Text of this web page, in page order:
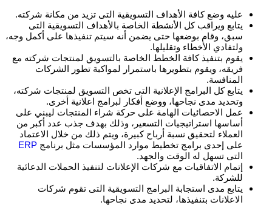
عليه وضع كافة الأهداف التسويقية التى تزيد من مكانة شركته.
يتابع ويراقب كل الأنشطة الخاصة بالأهداف التسويقية التى
سبق، وقام بوضعها حتى يضمن أنه سيتم تنفيذها على أكمل وجه،
ولتفادي الأخطاء وتقليلها.
يقوم بتنفيذ كافة الخطط الخاصة بالتسويق لمنتجات شركته مع
فريقه، ويقوم بتطويرها باستمرار لمواكبة تطور الشركات
المنافسة.
يتابع كل البرامج الإعلانية التى تخص التسويق لمنتجات شركته،
وتحديد مدى نجاحها، ووضع أفكار لبرامج اعلانية أخرى.
عمل الاحصائيات الهامة على حركة شراء المنتجات ليبني على
أساسها استراتيجيات التسعير، وذلك بهدف جذب عدد أكبر من
العملاء لتحقيق نسبة أرباح كبيرة، ويتم ذلك من خلال الاعتماد
على إحدى برامج تخطيط موارد المؤسسات مثل برنامج ERP
التى تسهل له الوقت والجهد.
إتمام الاتفاقيات مع شركات الإعلانات لتنفيذ الحملات الدعائية
للشركة.
يتابع مدى استجابة البرامج التسويقية التى تقوم شركات
الاعلانات بتنفيذها، لتحديد مدى نجاحها.